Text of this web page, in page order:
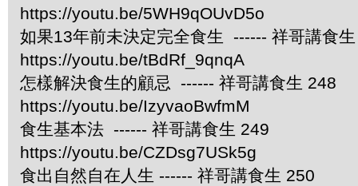
https://youtu.be/5WH9qOUvD5o
如果13年前未決定完全食生 ------ 祥哥講食
https://youtu.be/tBdRf_9qnqA
怎樣解決食生的顧忌 ------ 祥哥講食生 248
https://youtu.be/IzyvaoBwfmM
食生基本法 ------ 祥哥講食生 249
https://youtu.be/CZDsg7USk5g
食出自然自在人生 ------ 祥哥講食生 250